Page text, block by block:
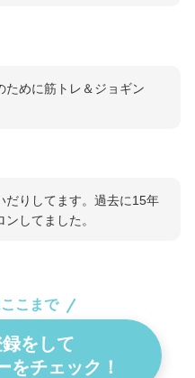
ために筋トレ＆ジョギン
だりしてます。過去に15年
してました。
こまで
をして
をチェック！